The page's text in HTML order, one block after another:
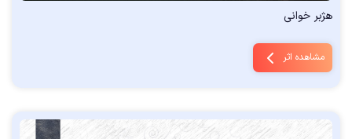
هژبر خوانی
مشاهده اثر